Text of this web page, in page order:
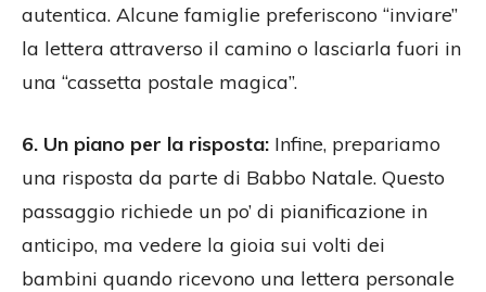
autentica. Alcune famiglie preferiscono “inviare”
la lettera attraverso il camino o lasciarla fuori in
una “cassetta postale magica”.
6. Un piano per la risposta: Infine, prepariamo
una risposta da parte di Babbo Natale. Questo
passaggio richiede un po’ di pianificazione in
anticipo, ma vedere la gioia sui volti dei
bambini quando ricevono una lettera personale